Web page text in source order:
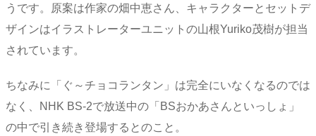
うです。原案は作家の畑中恵さん、キャラクターとセットデ
ザインはイラストレーターユニットの山根Yuriko茂樹が担当
されています。
ちなみに「ぐ～チョコランタン」は完全にいなくなるのでは
なく、NHK BS-2で放送中の「BSおかあさんといっしょ」
の中で引き続き登場するとのこと。